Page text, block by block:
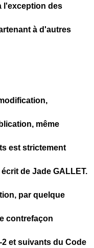
l'exception des
à d'autres
même
est strictement
de Jade GALLET.
par quelque
contrefaçon
et suivants du Code